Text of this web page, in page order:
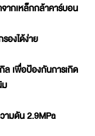
ากเหล็กกล้าคาร์บอน
องได้ง่าย
ล เพื่อป้องกันการเกิด
มดัน 2.9MPa